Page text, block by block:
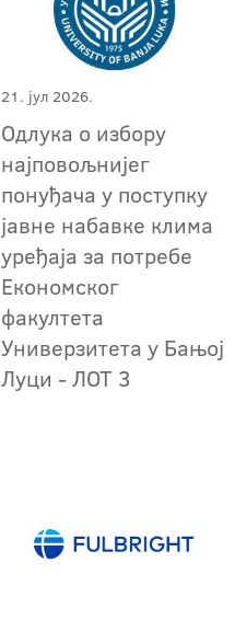
21. јул 2026.
Одлука о избору
најповољнијег
понуђача у поступку
јавне набавке клима
уређаја за потребе
Економског
факултета
Универзитета у Бањој
Луци - ЛОТ 3